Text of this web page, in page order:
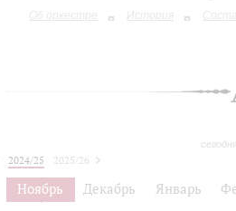
Об оркестре История
2024/25
2025/26
Ноябрь Декабрь Январь